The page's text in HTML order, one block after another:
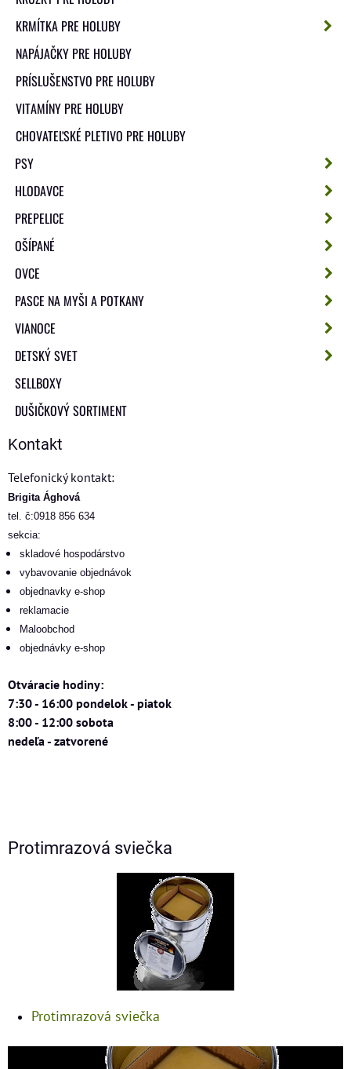
KRMÍTKA PRE HOLUBY
NAPÁJAČKY PRE HOLUBY
PRÍSLUŠENSTVO PRE HOLUBY
VITAMÍNY PRE HOLUBY
CHOVATEĽSKÉ PLETIVO PRE HOLUBY
PSY
HLODAVCE
PREPELICE
OŠÍPANÉ
OVCE
PASCE NA MYŠI A POTKANY
VIANOCE
DETSKÝ SVET
SELLBOXY
DUŠIČKOVÝ SORTIMENT
Kontakt
Telefonický kontakt:
Brigita Ághová
tel. č:0918 856 634
sekcia:
skladové hospodárstvo
vybavovanie objednávok
objednavky e-shop
reklamacie
Maloobchod
objednávky e-shop
Otváracie hodiny:
7:30 - 16:00 pondelok - piatok
8:00 - 12:00 sobota
nedeľa - zatvorené
Protimrazová sviečka
Protimrazová sviečka